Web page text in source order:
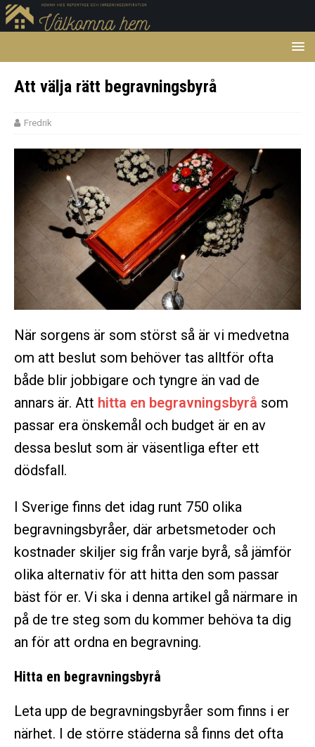
Att välja rätt begravningsbyrå
Fredrik
När sorgens är som störst så är vi medvetna
om att beslut som behöver tas alltför ofta
både blir jobbigare och tyngre än vad de
annars är. Att hitta en begravningsbyrå som
passar era önskemål och budget är en av
dessa beslut som är väsentliga efter ett
dödsfall.
I Sverige finns det idag runt 750 olika
begravningsbyråer, där arbetsmetoder och
kostnader skiljer sig från varje byrå, så jämför
olika alternativ för att hitta den som passar
bäst för er. Vi ska i denna artikel gå närmare in
på de tre steg som du kommer behöva ta dig
an för att ordna en begravning.
Hitta en begravningsbyrå
Leta upp de begravningsbyråer som finns i er
närhet. I de större städerna så finns det ofta